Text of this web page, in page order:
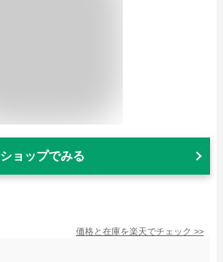
ショップでみる
価格と在庫を楽天でチェック >>